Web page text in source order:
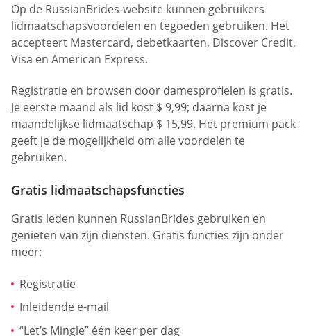
Op de RussianBrides-website kunnen gebruikers
lidmaatschapsvoordelen en tegoeden gebruiken. Het
accepteert Mastercard, debetkaarten, Discover Credit,
Visa en American Express.
Registratie en browsen door damesprofielen is gratis.
Je eerste maand als lid kost $ 9,99; daarna kost je
maandelijkse lidmaatschap $ 15,99. Het premium pack
geeft je de mogelijkheid om alle voordelen te
gebruiken.
Gratis lidmaatschapsfuncties
Gratis leden kunnen RussianBrides gebruiken en
genieten van zijn diensten. Gratis functies zijn onder
meer:
Registratie
Inleidende e-mail
“Let’s Mingle” één keer per dag